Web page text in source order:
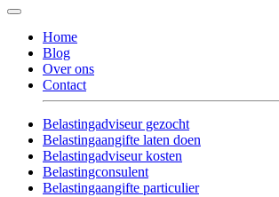
Home
Blog
Over ons
Contact
Belastingadviseur gezocht
Belastingaangifte laten doen
Belastingadviseur kosten
Belastingconsulent
Belastingaangifte particulier